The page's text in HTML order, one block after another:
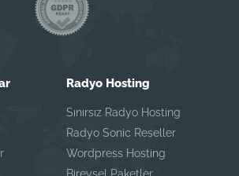
Radyo Hosting
Sınırsız Radyo Hosting
Radyo Sonic Reseller
Wordpress Hosting